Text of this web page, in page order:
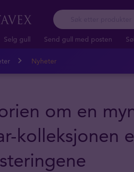
Selg gull Send gull med posten
Nyheter
om en
kolleksjonen